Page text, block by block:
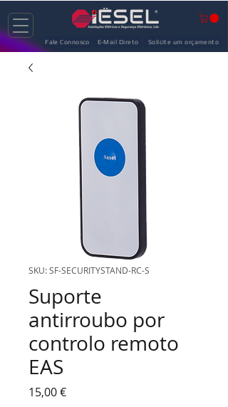
Fale Connosco E-Mail Direto Solicite um orçamento
SKU: SF-SECURITYSTAND-RC-S
Suporte
antirroubo por
controlo remoto
EAS
15,00 €Preço